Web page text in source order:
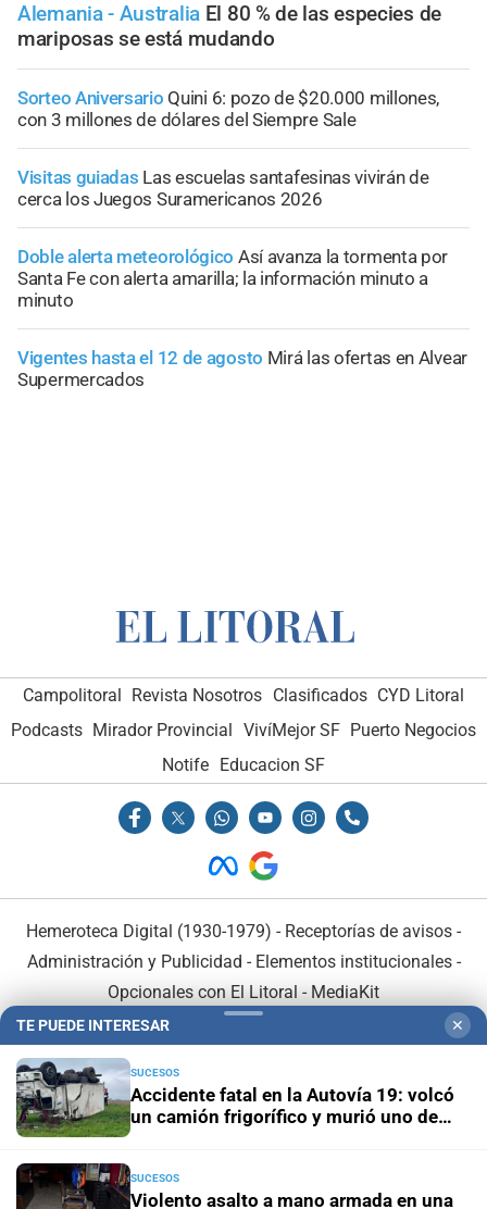
Alemania - Australia El 80 % de las especies de
mariposas se está mudando
Sorteo Aniversario Quini 6: pozo de $20.000 millones,
con 3 millones de dólares del Siempre Sale
Visitas guiadas Las escuelas santafesinas vivirán de
cerca los Juegos Suramericanos 2026
Doble alerta meteorológico Así avanza la tormenta por
Santa Fe con alerta amarilla; la información minuto a
minuto
Vigentes hasta el 12 de agosto Mirá las ofertas en Alvear
Supermercados
Campolitoral Revista Nosotros Clasificados CYD Litoral
Podcasts Mirador Provincial VivíMejor SF Puerto Negocios
Notife Educacion SF
Hemeroteca Digital (1930-1979) - Receptorías de avisos -
Administración y Publicidad - Elementos institucionales-
Opcionales con El Litoral - MediaKit
En Asociación con:
TE PUEDE INTERESAR ✕
SUCESOS
Accidente fatal en la Autovía 19: volcó
un camión frigorífico y murió uno de
SUCESOS
Violento asalto a mano armada en una